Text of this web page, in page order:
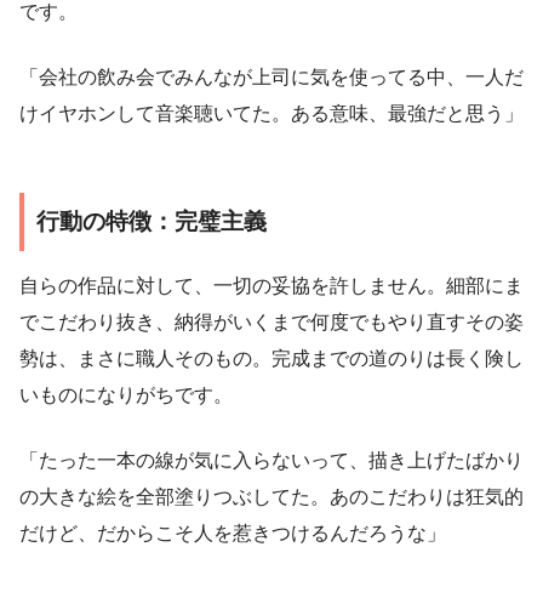
です。
「会社の飲み会でみんなが上司に気を使ってる中、一人だ
けイヤホンして音楽聴いてた。ある意味、最強だと思う」
行動の特徴：完璧主義
自らの作品に対して、一切の妥協を許しません。細部にま
でこだわり抜き、納得がいくまで何度でもやり直すその姿
勢は、まさに職人そのもの。完成までの道のりは長く険し
いものになりがちです。
「たった一本の線が気に入らないって、描き上げたばかり
の大きな絵を全部塗りつぶしてた。あのこだわりは狂気的
だけど、だからこそ人を惹きつけるんだろうな」